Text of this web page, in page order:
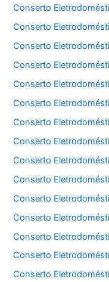
Conserto
Conserto
Conserto
Conserto
Conserto
Conserto
Conserto
Conserto
Conserto
Conserto
Conserto
Conserto
Conserto
Conserto
Conserto